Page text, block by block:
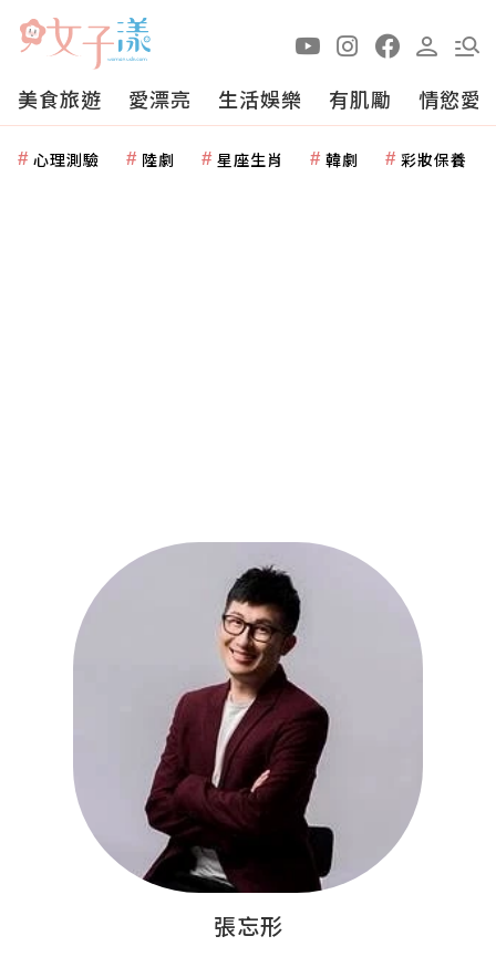
美食旅遊 愛漂亮 生活娛樂 有肌勵 情慾愛
心理測驗 陸劇 星座生肖 韓劇 彩妝保養
張忘形